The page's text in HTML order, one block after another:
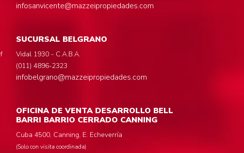
infosanvicente@mazzeipropiedades.com
SUCURSAL BELGRANO
Vidal 1930 - C.A.B.A.
(011) 4896-2323
infobelgrano@mazzeipropiedades.com
OFICINA DE VENTA DESARROLLO BELL
BARRI BARRIO CERRADO CANNING
Cuba 4500, Canning, E. Echeverría
(Solo con visita coordinada)